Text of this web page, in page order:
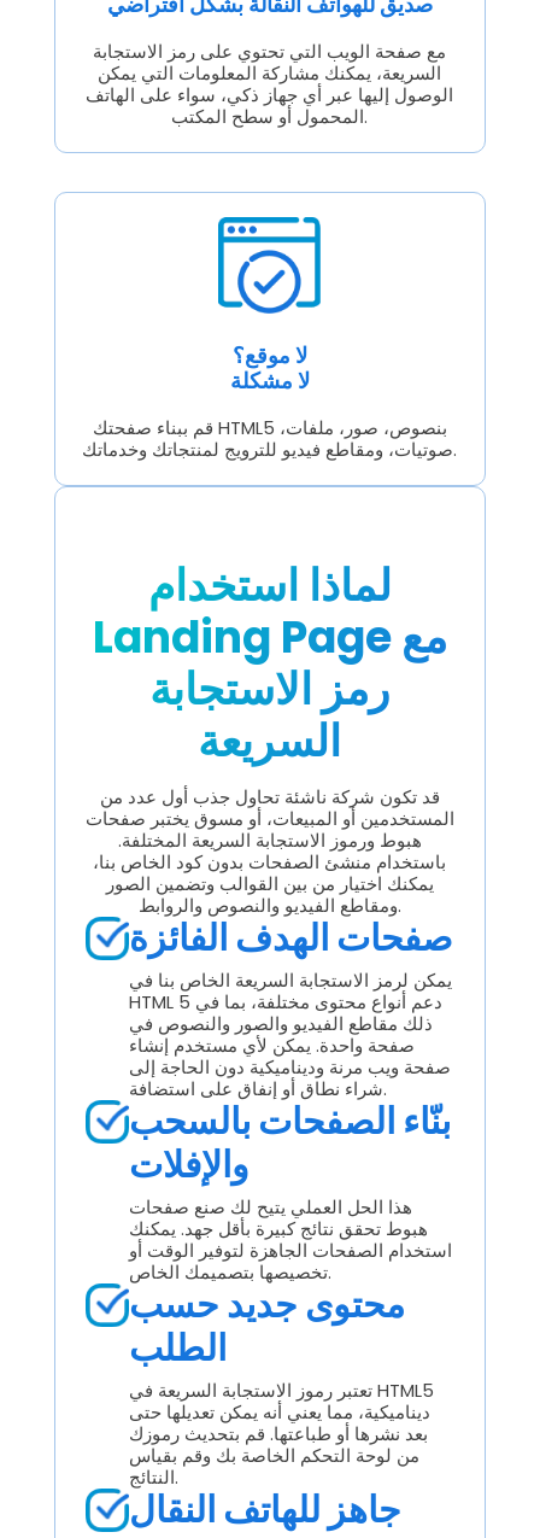
مع صفحة الويب التي تحتوي على رمز الاستجابة
السريعة، يمكنك مشاركة المعلومات التي يمكن
الوصول إليها عبر أي جهاز ذكي، سواء على الهاتف
المحمول أو سطح المكتب.
لا موقع؟
لا مشكلة
قم ببناء صفحتك HTML5 بنصوص، صور، ملفات،
صوتيات، ومقاطع فيديو للترويج لمنتجاتك وخدماتك.
لماذا استخدام
Landing Page مع
رمز الاستجابة
السريعة
قد تكون شركة ناشئة تحاول جذب أول عدد من
المستخدمين أو المبيعات، أو مسوق يختبر صفحات
هبوط ورموز الاستجابة السريعة المختلفة.
باستخدام منشئ الصفحات بدون كود الخاص بنا،
يمكنك اختيار من بين القوالب وتضمين الصور
ومقاطع الفيديو والنصوص والروابط.
صفحات الهدف الفائزة
يمكن لرمز الاستجابة السريعة الخاص بنا في
HTML 5 دعم أنواع محتوى مختلفة، بما في
ذلك مقاطع الفيديو والصور والنصوص في
صفحة واحدة. يمكن لأي مستخدم إنشاء
صفحة ويب مرنة وديناميكية دون الحاجة إلى
شراء نطاق أو إنفاق على استضافة.
بنّاء الصفحات بالسحب
والإفلات
هذا الحل العملي يتيح لك صنع صفحات
هبوط تحقق نتائج كبيرة بأقل جهد. يمكنك
استخدام الصفحات الجاهزة لتوفير الوقت أو
تخصيصها بتصميمك الخاص.
محتوى جديد حسب
الطلب
تعتبر رموز الاستجابة السريعة في HTML5
ديناميكية، مما يعني أنه يمكن تعديلها حتى
بعد نشرها أو طباعتها. قم بتحديث رموزك
من لوحة التحكم الخاصة بك وقم بقياس
النتائج.
جاهز للهاتف النقال